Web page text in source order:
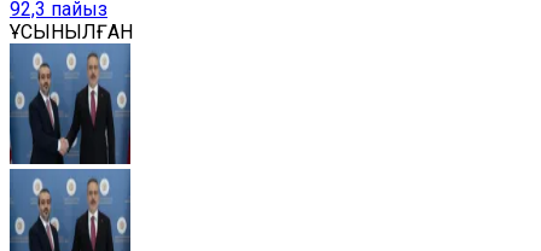
92,3 пайыз
ҰСЫНЫЛҒАН